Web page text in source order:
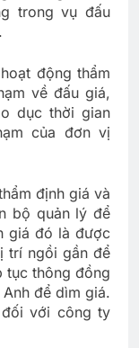
trong vụ đấu
động thẩm
về đấu giá,
dục thời gian
của đơn vị
định giá và
bộ quản lý để
giá đó là được
trí ngồi gần để
tục thông đồng
để dìm giá.
với công ty